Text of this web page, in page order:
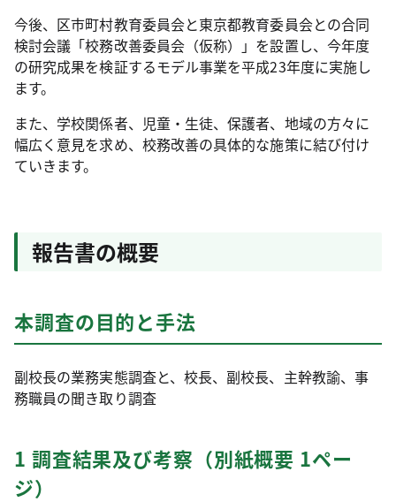
今後、区市町村教育委員会と東京都教育委員会との合同
検討会議「校務改善委員会（仮称）」を設置し、今年度
の研究成果を検証するモデル事業を平成23年度に実施し
ます。
また、学校関係者、児童・生徒、保護者、地域の方々に
幅広く意見を求め、校務改善の具体的な施策に結び付け
ていきます。
報告書の概要
本調査の目的と手法
副校長の業務実態調査と、校長、副校長、主幹教諭、事
務職員の聞き取り調査
1 調査結果及び考察（別紙概要 1ペー
ジ）